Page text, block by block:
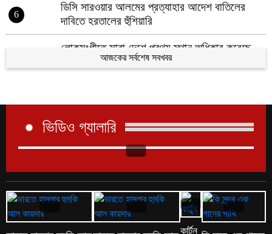
6
ডিসি সারওয়ার আলমের প্রত্যাহার আদেশ বাতিলের
দাবিতে হরতালের হুঁশিয়ারি
লোকসংগীতে সারা দেশে প্রথম স্থান অধিকার করেছে
কিশোরগঞ্জের অনয়া
10
কিশোরগঞ্জে হিন্দু পরিবারের বসতভিটা দখলচেষ্টা ও
প্রাণনাশের হুমকি র প্রতিবাদে মানববন্ধন, ডিসির কাছে
স্মারকলিপি
1
মুরাদের বিরুদ্ধে নির্যাতনের অভিযোগ স্ত্রীর, করলেন জিডি
৪০ বছর ধরে রাতে ভাত খাই না: চিত্রনায়িকা রোজিনা
আজকের সর্বশেষ সবখবর
ভিডিও গ্যালারি
কার্টুন